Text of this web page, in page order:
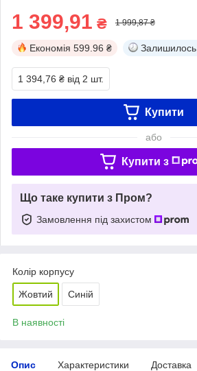
1 399,91 ₴ 1 999,87 ₴
Економія 599.96 ₴ Залишилось
1 394,76 ₴ від 2 шт.
Купити
або
Купити з
Що таке купити з Пром?
Замовлення під захистом
Колір корпусу
Жовтий Синій
В наявності
Опис Характеристики Доставка